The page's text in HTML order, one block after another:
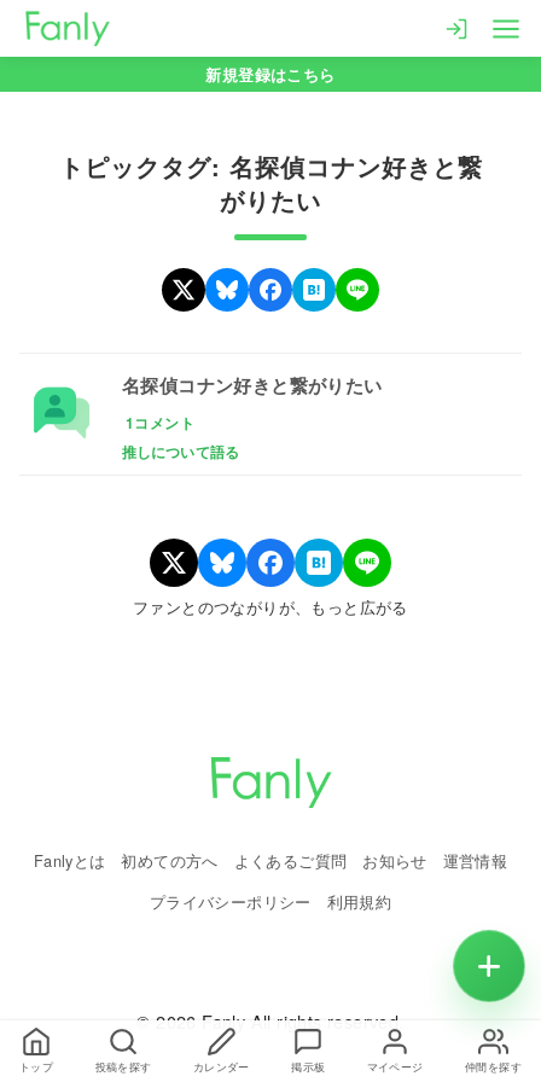
新規登録はこちら
トピックタグ: 名探偵コナン好きと繋
がりたい
名探偵コナン好きと繋がりたい
1コメント
推しについて語る
ファンとのつながりが、もっと広がる
Fanlyとは 初めての方へ よくあるご質問 お知らせ
運営情報
プライバシーポリシー
利用規約
© 2026 Fanly All rights reserved.
トップ 投稿を探す カレンダー 掲示板 マイページ 仲間を探す